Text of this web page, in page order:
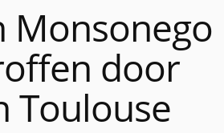
Monsonego
door
Toulouse